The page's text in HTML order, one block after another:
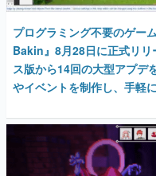
プログラミング不要のゲー
Bakin』8月28日に正式リ
ス版から14回の大型アプデ
やイベントを制作し、手軽